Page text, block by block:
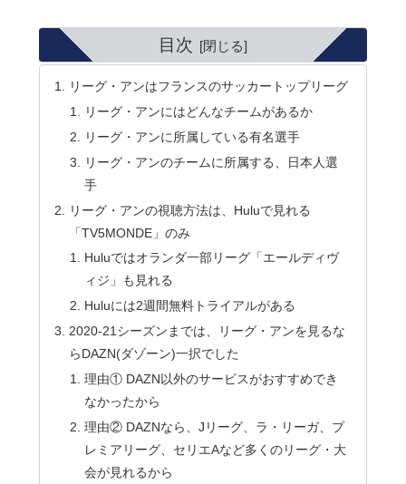
目次
リーグ・アンはフランスのサッカートップリーグ
リーグ・アンにはどんなチームがあるか
リーグ・アンに所属している有名選手
リーグ・アンのチームに所属する、日本人選
手
リーグ・アンの視聴方法は、Huluで見れる
「TV5MONDE」のみ
Huluではオランダ一部リーグ「エールディヴ
ィジ」も見れる
Huluには2週間無料トライアルがある
2020-21シーズンまでは、リーグ・アンを見るな
らDAZN(ダゾーン)一択でした
理由① DAZN以外のサービスがおすすめでき
なかったから
理由② DAZNなら、Jリーグ、ラ・リーガ、プ
レミアリーグ、セリエAなど多くのリーグ・大
会が見れるから